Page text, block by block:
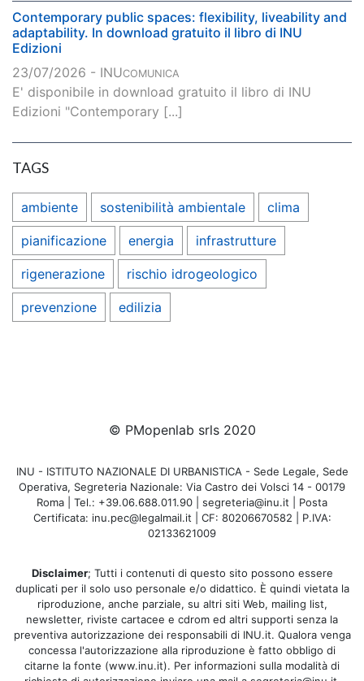
Contemporary public spaces: flexibility, liveability and
adaptability. In download gratuito il libro di INU
Edizioni
23/07/2026 - INUCOMUNICA
E' disponibile in download gratuito il libro di INU
Edizioni "Contemporary [...]
TAGS
ambiente sostenibilità ambientale clima
pianificazione energia infrastrutture
rigenerazione rischio idrogeologico
prevenzione edilizia
© PMopenlab srls 2020
INU - ISTITUTO NAZIONALE DI URBANISTICA - Sede Legale, Sede
Operativa, Segreteria Nazionale: Via Castro dei Volsci 14 - 00179
Roma | Tel.: +39.06.688.011.90 | segreteria@inu.it | Posta
Certificata: inu.pec@legalmail.it | CF: 80206670582 | P.IVA:
02133621009
Disclaimer; Tutti i contenuti di questo sito possono essere
duplicati per il solo uso personale e/o didattico. È quindi vietata la
riproduzione, anche parziale, su altri siti Web, mailing list,
newsletter, riviste cartacee e cdrom ed altri supporti senza la
preventiva autorizzazione dei responsabili di INU.it. Qualora venga
concessa l'autorizzazione alla riproduzione è fatto obbligo di
citarne la fonte (www.inu.it). Per informazioni sulla modalità di